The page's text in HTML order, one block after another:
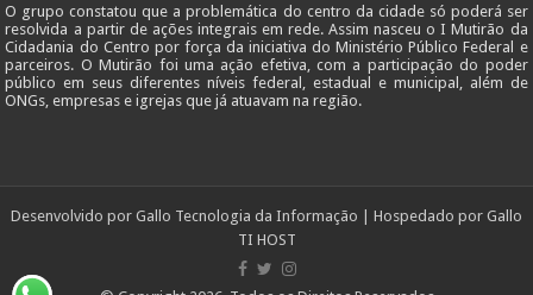
O grupo constatou que a problemática do centro da cidade só poderá ser
resolvida a partir de ações integrais em rede. Assim nasceu o I Mutirão da
Cidadania do Centro por força da iniciativa do Ministério Público Federal e
parceiros. O Mutirão foi uma ação efetiva, com a participação do poder
público em seus diferentes níveis federal, estadual e municipal, além de
ONGs, empresas e igrejas que já atuavam na região.
Desenvolvido por Gallo Tecnologia da Informação | Hospedado por Gallo
TI HOST